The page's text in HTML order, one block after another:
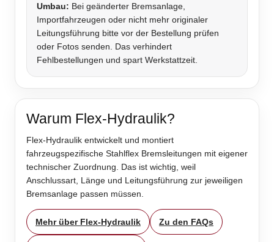
Umbau: Bei geänderter Bremsanlage,
Importfahrzeugen oder nicht mehr originaler
Leitungsführung bitte vor der Bestellung prüfen
oder Fotos senden. Das verhindert
Fehlbestellungen und spart Werkstattzeit.
Warum Flex-Hydraulik?
Flex-Hydraulik entwickelt und montiert
fahrzeugspezifische Stahlflex Bremsleitungen mit eigener
technischer Zuordnung. Das ist wichtig, weil
Anschlussart, Länge und Leitungsführung zur jeweiligen
Bremsanlage passen müssen.
Mehr über Flex-Hydraulik Zu den FAQs